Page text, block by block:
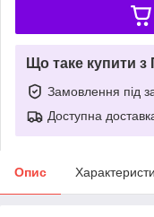
Що таке купити
Замовлення під
Доступна
Опис